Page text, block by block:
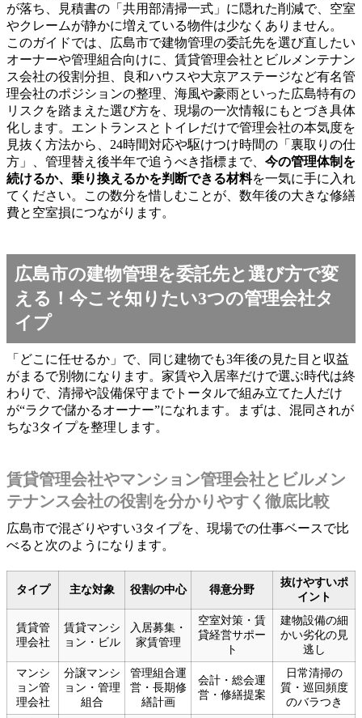
が落ち、見積書の「共用部清掃一式」に隠れた削減で、空室
やクレームが静かに増えている物件は少なくありません。
このガイドでは、広島市で建物管理の委託先を選び直したい
オーナーや管理組合向けに、賃貸管理会社とビルメンテナン
ス会社の役割分担、良和ハウスや大京アステージなど有名管
理会社のポジションの整理、海風や豪雨といった広島特有の
リスクを踏まえた選び方を、現場の一次情報にもとづき具体
化します。エントランスとトイレだけで管理会社の本気度を
見抜く方法から、24時間対応や駆けつけ時間の「裏取りの仕
方」、管理替え後半年で追うべき指標まで、 今の管理体制を
続けるか、乗り換えるかを判断できる材料を一気に手に入れ
てください。この数分を惜しむことが、数年後の大きな修繕
費と空室損につながります。
広島市の建物管理を委託先と選び方で変
える！今こそ知りたい3つの管理会社タ
イプ
「どこに任せるか」で、同じ建物でも3年後の見た目と収益
がまるで別物になります。家賃や入居率だけで選ぶ時代は終
わりで、清掃や設備保守までトータルで組み立てた人だけ
が“ラクで儲かるオーナー”になれます。まずは、混同されが
ちな3タイプを整理します。
賃貸管理会社やマンション管理会社とビルメン
テナンス会社の役割を分かりやすく徹底比較
広島市で混ざりやすい3タイプを、現場での仕事ベースで比
べると次のようになります。
タイプ 主な対象 役割の中心 得意分野
抜けやすいポ
イント
賃貸管
理会社
賃貸マンシ
ョン・ビル
入居募集・
家賃管理
空室対策・賃
貸経営サポー
ト
建物設備の細
かい劣化の見
逃し
マンシ
ョン管
理会社
分譲マンシ
ョン・管理
組合
管理組合運
営・長期修
繕計画
会計・総会運
営・修繕提案
日常清掃の
質・巡回頻度
のバラつき